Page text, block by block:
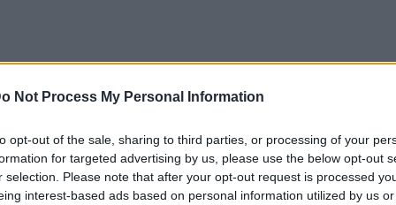
Not Process My Personal Information
opt-out of the sale, sharing to third parties, or processing of your
for targeted advertising by us, please use the below opt-out
selection. Please note that after your opt-out request is processed
interest-based ads based on personal information utilized by us
είχαν ιδιαίτερο ενδιαφέρον με τον ηθοποιό
έγινε με τη γυναίκα του ηθοποιού να